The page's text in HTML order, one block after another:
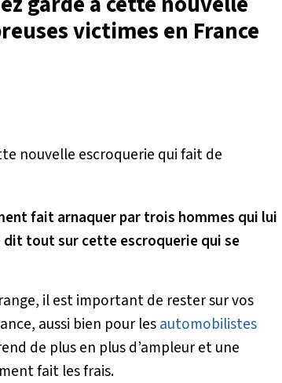
victimes en France
fait arnaquer par trois hommes qui lui
dit tout sur cette escroquerie qui se
il est important de rester sur vos
aussi bien pour lesautomobilistes
de plus en plus d’ampleur et une
fait les frais.